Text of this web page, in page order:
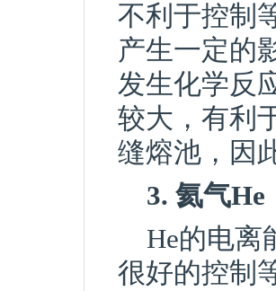
不利于控制
产生一定的
发生化学反
较大，有利
缝熔池，因
3. 氦气He
He的电离
很好的控制